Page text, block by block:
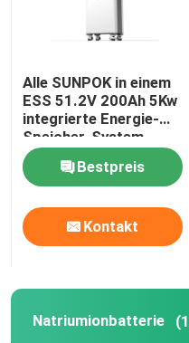
Alle SUNPOK in einem
ESS 51.2V 200Ah 5Kw
integrierte Energie-
Speicher-System
Bestpreis
Kontakt
Natriumionbatterie